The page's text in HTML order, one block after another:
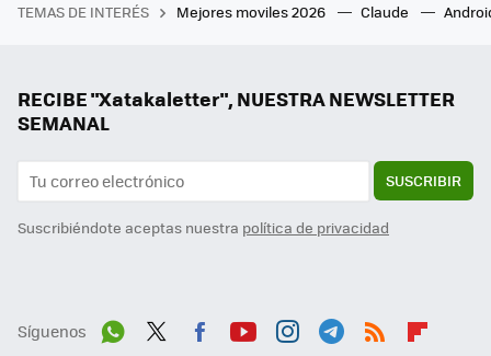
TEMAS DE INTERÉS Mejores moviles 2026 Claude
RECIBE "Xatakaletter", NUESTRA NEWSLETTER
SEMANAL
SUSCRIBIR
Suscribiéndote aceptas nuestra política de privacidad
Síguenos